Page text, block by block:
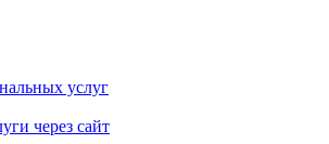
услуг
через сайт